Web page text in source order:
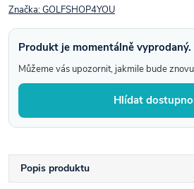
Značka:GOLFSHOP4YOU
Produkt je momentálně vyprodaný.
Můžeme vás upozornit, jakmile bude
Hlídat
Popis produktu